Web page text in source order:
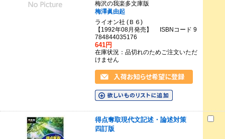
梅沢の我楽多文庫版
梅澤眞由起
ライオン社 (Ｂ６)
【1992年08月発売】 ISBNコード 9
784844035176
641円
在庫状況：品切れのためご注文いただ
けません
得点奪取現代文記述・論述対策
四訂版